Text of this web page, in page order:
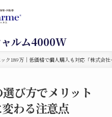
ルム4000W
ク189万｜低価格で個人購入も対応「株式会
び方でメリット
わる注意点